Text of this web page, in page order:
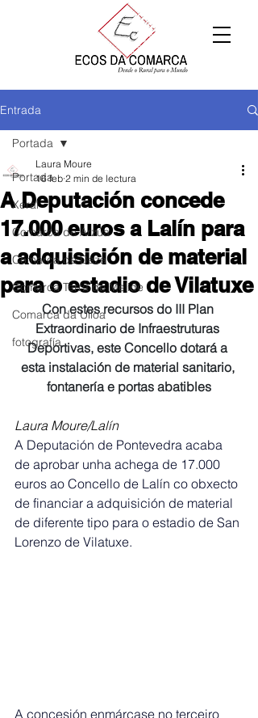
Entrada
Portada
Xeral
Comarca de Arzúa
Comarca de Deza
Comarca Terra de Melide
Comarca da Ulloa
fotografía
Portada
A Deputación concede
17.000 euros a Lalín para
a adquisición de material
para o estadio de Vilatuxe
Laura Moure
16 feb 2 min de lectura
Con estes recursos do III Plan
Extraordinario de Infraestruturas
Deportivas, este Concello dotará a
esta instalación de material sanitario,
fontanería e portas abatibles
Laura Moure/Lalín
A Deputación de Pontevedra acaba
de aprobar unha achega de 17.000
euros ao Concello de Lalín co obxecto
de financiar a adquisición de material
de diferente tipo para o estadio de San
Lorenzo de Vilatuxe.
A concesión enmárcase no terceiro